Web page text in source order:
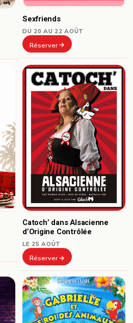
Sexfriends
DU 20 AU 22 AOÛT
Réserver
Catoch’ dans Alsacienne
d’Origine Contrôlée
LE 25 AOÛT
Réserver